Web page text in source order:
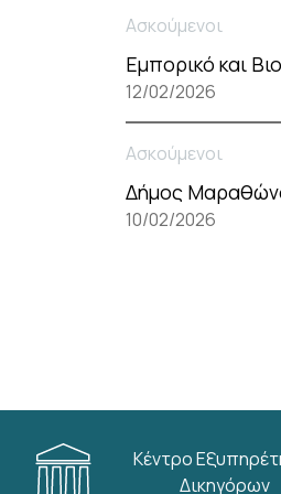
Ασκούμενοι
Εμπορικό και
12/02/2026
Ασκούμενοι
Δήμος
10/02/2026
Κέντρο
Δικηγόρων